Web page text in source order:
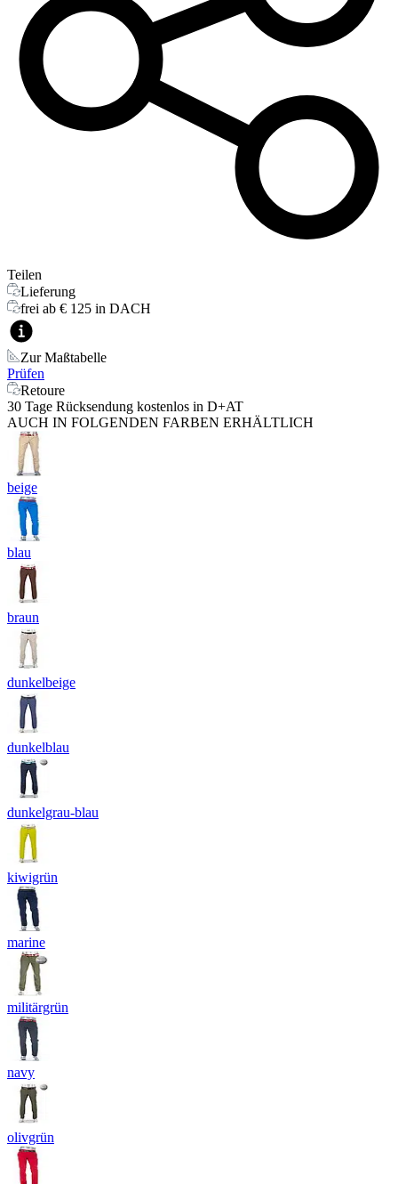
Teilen
Lieferung
frei ab € 125 in DACH
Zur Maßtabelle
Prüfen
Retoure
30 Tage Rücksendung kostenlos in D+AT
AUCH IN FOLGENDEN FARBEN ERHÄLTLICH
beige
blau
braun
dunkelbeige
dunkelblau
dunkelgrau-blau
kiwigrün
marine
militärgrün
navy
olivgrün